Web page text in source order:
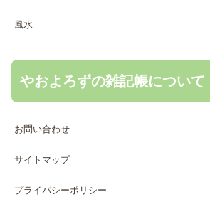
風水
やおよろずの雑記帳について
お問い合わせ
サイトマップ
プライバシーポリシー